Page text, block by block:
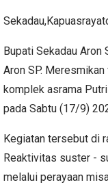
Bupati Sekadau Aron
Aron SP.
komplek asrama
pada Sabtu (17/9)
Kegiatan tersebut di
Reaktivitas suster -
melalui perayaan